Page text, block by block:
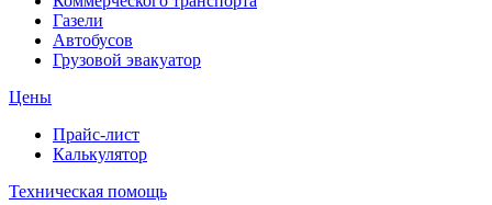
Газели
Автобусов
Грузовой эвакуатор
Цены
Прайс-лист
Калькулятор
Техническая помощь